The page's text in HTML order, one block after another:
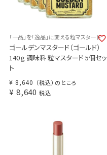
「一品」を「逸品」に変える粒マスタード
ゴールデンマスタード（ゴールド）
140ｇ 調味料 粒マスタード 5個セッ
ト
¥ 8,640 （税込）のところ
¥ 8,640 税込